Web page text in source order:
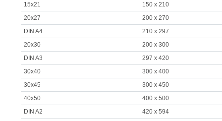
15x21
150 x 210
20x27
200 x 270
DIN A4
210 x 297
20x30
200 x 300
DIN A3
297 x 420
30x40
300 x 400
30x45
300 x 450
40x50
400 x 500
DIN A2
420 x 594